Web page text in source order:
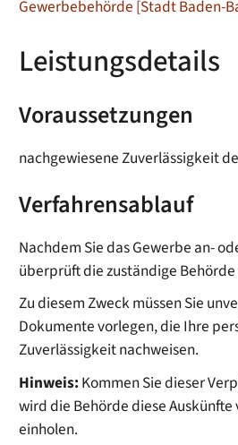
Gewerbebehörde [Stadt Baden-
Leistungsdetails
Voraussetzungen
nachgewiesene Zuverlässigkeit
Verfahrensablauf
Nachdem Sie das Gewerbe an-
überprüft die zuständige
Zu diesem Zweck müssen Sie
Dokumente vorlegen, die Ihre
Zuverlässigkeit nachweisen.
Hinweis: Kommen Sie dieser
wird die Behörde diese Auskünfte
einholen.